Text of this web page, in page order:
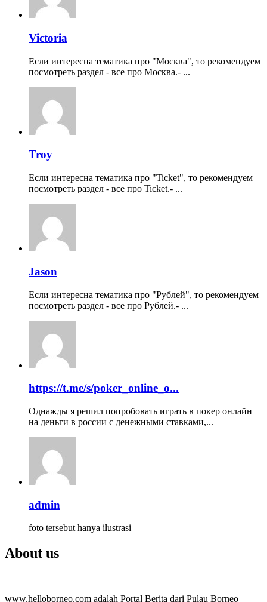
Victoria
Если интересна тематика про "Москва", то рекомендуем
посмотреть раздел - все про Москва.- ...
Troy
Если интересна тематика про "Ticket", то рекомендуем
посмотреть раздел - все про Ticket.- ...
Jason
Если интересна тематика про "Рублей", то рекомендуем
посмотреть раздел - все про Рублей.- ...
https://t.me/s/poker_online_o...
Однажды я решил попробовать играть в покер онлайн
на деньги в россии с денежными ставками,...
admin
foto tersebut hanya ilustrasi
About us
www.helloborneo.com adalah Portal Berita dari Pulau Borneo